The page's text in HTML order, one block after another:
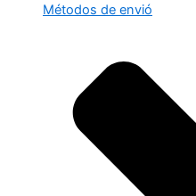
Métodos de envió